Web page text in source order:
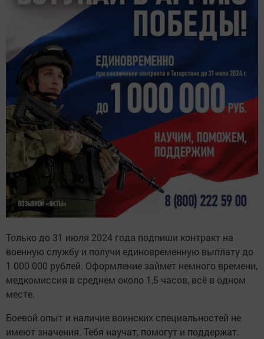
Только до 31 июля 2024 года подпиши контракт на
военную службу и получи единовременную выплату до
1 000 000 рублей. Оформление займет немного времени,
медкомиссия в среднем около 1,5 часов, всё в одном
месте.
Боевой опыт и наличие воинских специальностей не
имеют значения. Тебя научат, помогут и поддержат.